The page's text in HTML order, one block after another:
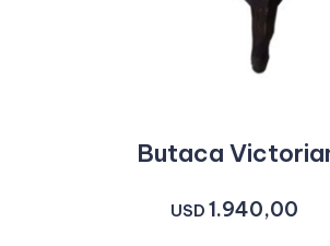
Butaca
USD 1.940,00